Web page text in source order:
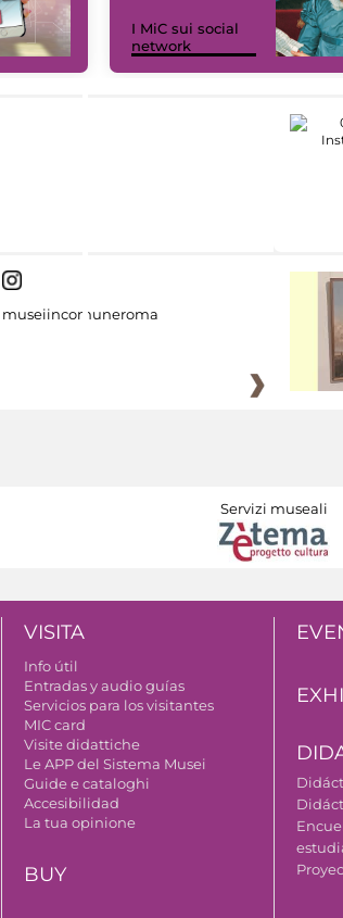
I MiC sui social
network
museiincomuneroma
Servizi museali
VISITA
Info útil
Entradas y audio guías
Servicios para los visitantes
MIC card
Visite didattiche
Le APP del Sistema Musei
Guide e cataloghi
Accesibilidad
La tua opinione
BUY